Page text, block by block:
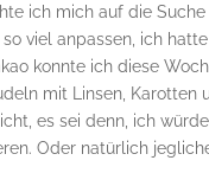
ich mich auf die
viel anpassen, ich
konnte ich diese
mit Linsen, Karotten
es sei denn, ich
Oder natürlich